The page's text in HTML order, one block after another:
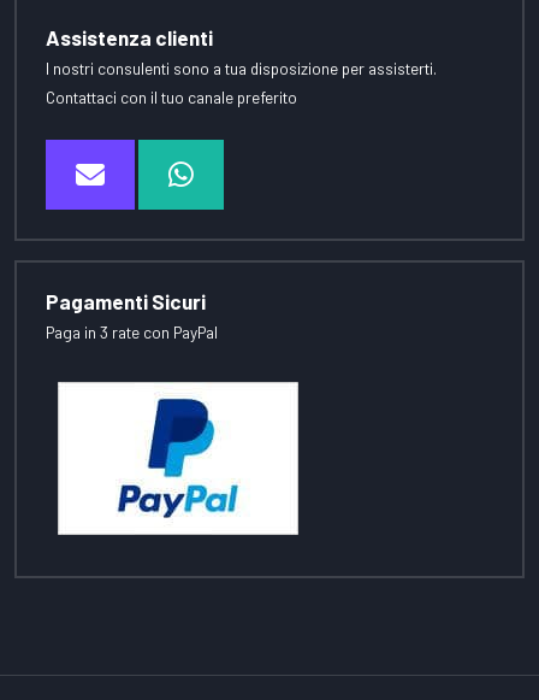
Assistenza clienti
I nostri consulenti sono a tua disposizione per assisterti.
Contattaci con il tuo canale preferito
Pagamenti Sicuri
Paga in 3 rate con PayPal